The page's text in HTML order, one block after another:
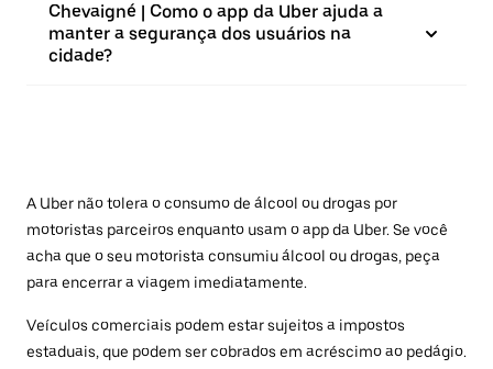
Chevaigné | Como o app da Uber ajuda a
manter a segurança dos usuários na
cidade?
A Uber não tolera o consumo de álcool ou drogas por
motoristas parceiros enquanto usam o app da Uber. Se você
acha que o seu motorista consumiu álcool ou drogas, peça
para encerrar a viagem imediatamente.
Veículos comerciais podem estar sujeitos a impostos
estaduais, que podem ser cobrados em acréscimo ao pedágio.